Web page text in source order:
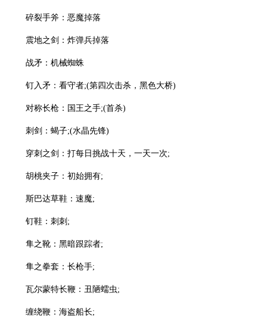
碎裂手斧：恶魔掉落
震地之剑：炸弹兵掉落
战矛：机械蜘蛛
钉入矛：看守者;(第四次击杀，黑色大桥)
对称长枪：国王之手;(首杀)
刺剑：蝎子;(水晶先锋)
穿刺之剑：打每日挑战十天，一天一次;
胡桃夹子：初始拥有;
斯巴达草鞋：速魔;
钉鞋：刺刺;
隼之靴：黑暗跟踪者;
隼之拳套：长枪手;
瓦尔蒙特长鞭：丑陋蠕虫;
缠绕鞭：海盗船长;